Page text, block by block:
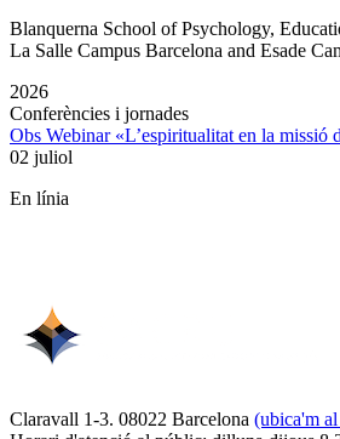
Blanquerna School of Psychology,
La Salle Campus Barcelona and Esade
2026
Conferències i jornades
Obs Webinar «L’espiritualitat en la missió
02 juliol
En línia
Claravall 1-3. 08022 Barcelona (ubica'm